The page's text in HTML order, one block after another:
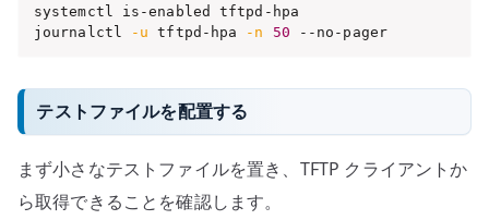
systemctl is-enabled tftpd-hpa
journalctl
-u tftpd-hpa -n 50 --no-pager
テストファイルを配置する
まず小さなテストファイルを置き、TFTP クライアントか
ら取得できることを確認します。